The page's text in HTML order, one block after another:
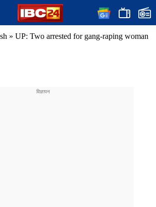
» UP: Two arrested for gang-raping woman